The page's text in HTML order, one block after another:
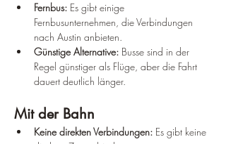
Fernbus: Es gibt einige
Fernbusunternehmen, die Verbindungen
nach Austin anbieten.
Günstige Alternative: Busse sind in der
Regel günstiger als Flüge, aber die Fahrt
dauert deutlich länger.
Mit der Bahn
Keine direkten Verbindungen: Es gibt keine